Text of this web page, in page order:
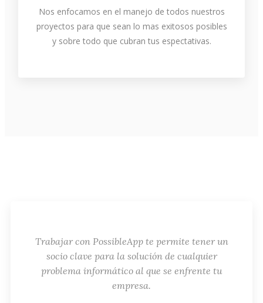
Nos enfocamos en el manejo de todos nuestros
proyectos para que sean lo mas exitosos posibles
y sobre todo que cubran tus espectativas.
Trabajar con PossibleApp te permite tener un
socio clave para la solución de cualquier
problema informático al que se enfrente tu
empresa.